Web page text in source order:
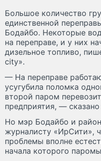
Большое количество
единственной
Бодайбо. Некоторые
на переправе, и у них
дизельное топливо,
city».
— На переправе
усугубила поломка
второй паром
предприятия, —
Но мэр Бодайбо и
журналисту «ИрСити»,
проблемы вполне
начала которого